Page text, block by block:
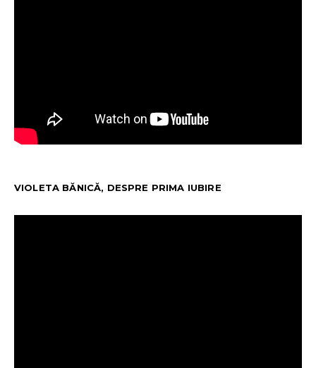
VIOLETA BĂNICĂ, DESPRE PRIMA IUBIRE